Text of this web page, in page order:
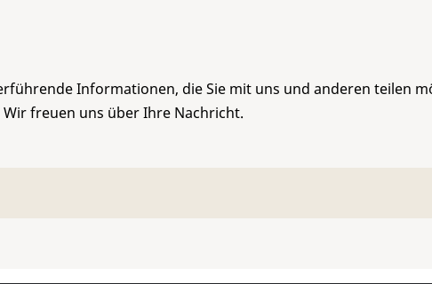
Informationen, die Sie mit uns und anderen teilen
Wir freuen uns über Ihre Nachricht.